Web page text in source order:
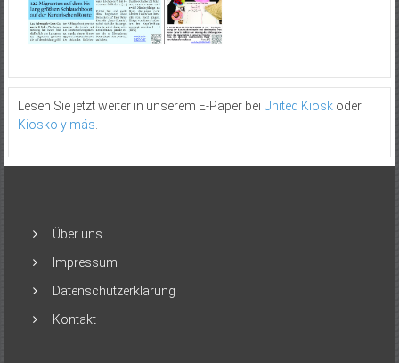
Lesen Sie jetzt weiter in unserem E-Paper bei United Kioskoder
Kiosko y más
Über uns
Impressum
Datenschutzerklärung
Kontakt